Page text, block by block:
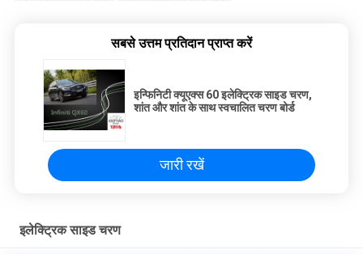
सबसे उत्तम प्रतिदान प्राप्त करें
इन्फिनिटी क्यूएक्स 60 इलेक्ट्रिक साइड चरण,
शांत और शांत के साथ स्वचालित चरण बोर्ड
जारी रखें
इलेक्ट्रिक साइड चरण